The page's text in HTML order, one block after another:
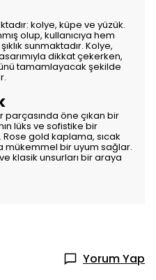
kolye, küpe ve yüzük.
olup, kullanıcıya hem
sunmaktadır. Kolye,
dikkat çekerken,
tamamlayacak şekilde
parçasında öne çıkan bir
lüks ve sofistike bir
gold kaplama, sıcak
mükemmel bir uyum sağlar.
klasik unsurları bir araya
Yorum Yap